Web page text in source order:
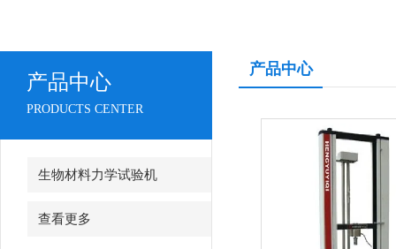
产品中心
PRODUCTS CENTER
生物材料力学试验机
查看更多
产品中心